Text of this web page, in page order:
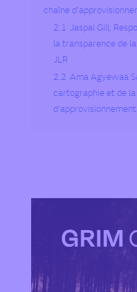
chaîne
2.1
Jaspal Gill,
la transparence de
JLR
2.2 Ama Agyewaa
cartographie et de
d’approvisionnement